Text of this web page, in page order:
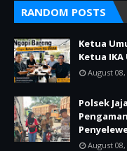
RANDOM POSTS
Ketua
Ketua IKA
August 08,
Polsek
August 08,